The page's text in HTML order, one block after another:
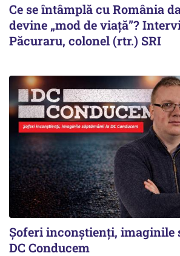
Ce se întâmplă cu România
devine „mod de viață”?
Păcuraru, colonel (rtr.) SRI
Şoferi inconştienţi, imaginile
DC Conducem